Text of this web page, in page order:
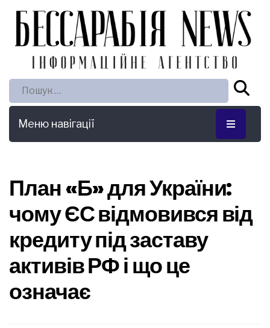
Пошук:
Меню навігації
План «Б» для України:
чому ЄС відмовився від
кредиту під заставу
активів РФ і що це
означає